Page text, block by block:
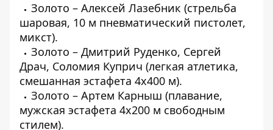
Золото – Алексей Лазебник (стрельба
шаровая, 10 м пневматический пистолет,
микст).
Золото – Дмитрий Руденко, Сергей
Драч, Соломия Куприч (легкая атлетика,
смешанная эстафета 4х400 м).
Золото – Артем Карныш (плавание,
мужская эстафета 4х200 м свободным
стилем).